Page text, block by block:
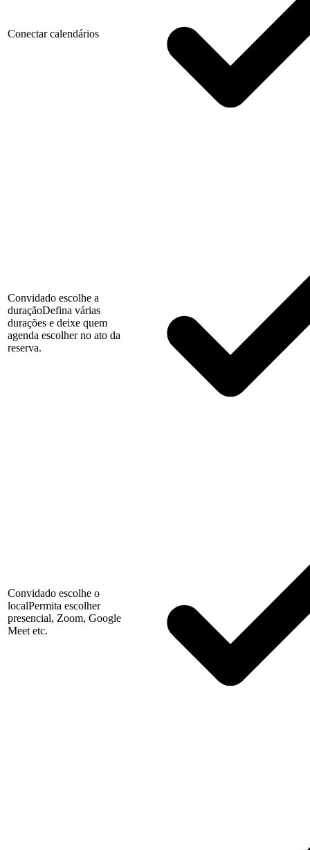
Conectar calendários
Convidado escolhe a
duraçãoDefina várias
durações e deixe quem
agenda escolher no ato da
reserva.
Convidado escolhe o
localPermita escolher
presencial, Zoom, Google
Meet etc.